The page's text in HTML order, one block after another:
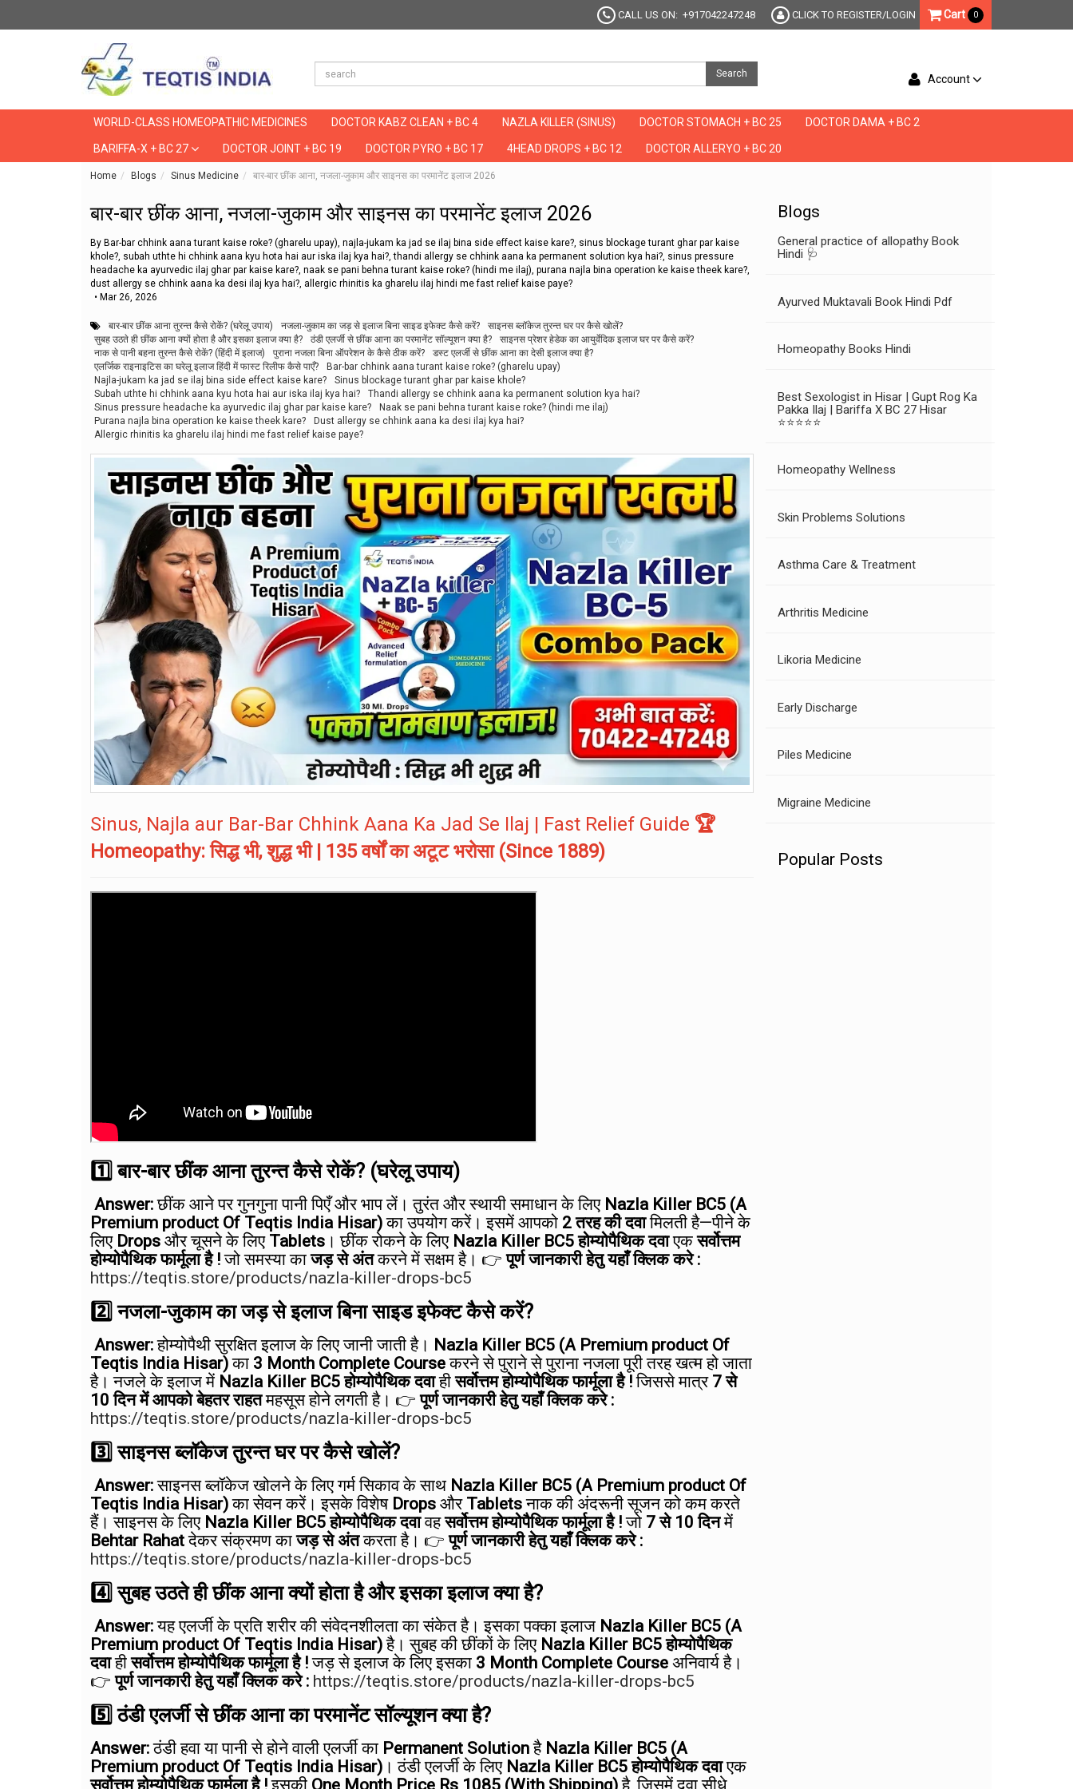
CALL US ON: +917042247248 CLICK TO REGISTER/LOGIN Cart 0
Search Account
WORLD-CLASS HOMEOPATHIC MEDICINES DOCTOR KABZ CLEAN + BC 4 NAZLA KILLER (SINUS) DOCTOR STOMACH + BC 25 DOCTOR DAMA + BC 2
BARIFFA-X + BC 27 DOCTOR JOINT + BC 19 DOCTOR PYRO + BC 17 4HEAD DROPS + BC 12 DOCTOR ALLERYO + BC 20
Home Blogs Sinus Medicine बार-बार छींक आना, नजला-जुकाम और साइनस का परमानेंट इलाज 2026
बार-बार छींक आना, नजला-जुकाम और साइनस का परमानेंट इलाज 2026
By Bar-bar chhink aana turant kaise roke? (gharelu upay), najla-jukam ka jad se ilaj bina side effect kaise kare?, sinus blockage turant ghar par kaise
khole?, subah uthte hi chhink aana kyu hota hai aur iska ilaj kya hai?, thandi allergy se chhink aana ka permanent solution kya hai?, sinus pressure
headache ka ayurvedic ilaj ghar par kaise kare?, naak se pani behna turant kaise roke? (hindi me ilaj), purana najla bina operation ke kaise theek kare?,
dust allergy se chhink aana ka desi ilaj kya hai?, allergic rhinitis ka gharelu ilaj hindi me fast relief kaise paye?
• Mar 26, 2026
बार-बार छींक आना तुरन्त कैसे रोकें? (घरेलू उपाय) नजला-जुकाम का जड़ से इलाज बिना साइड इफेक्ट कैसे करें?
साइनस ब्लॉकेज तुरन्त घर पर कैसे खोलें?
सुबह उठते ही छींक आना क्यों होता है और इसका इलाज क्या है?
ठंडी एलर्जी से छींक आना का परमानेंट सॉल्यूशन क्या है?
साइनस प्रेशर हेडेक का आयुर्वेदिक इलाज घर पर कैसे करें?
नाक से पानी बहना तुरन्त कैसे रोकें? (हिंदी में इलाज)
पुराना नजला बिना ऑपरेशन के कैसे ठीक करें?
डस्ट एलर्जी से छींक आना का देसी इलाज क्या है?
एलर्जिक राइनाइटिस का घरेलू इलाज हिंदी में फास्ट रिलीफ कैसे पाएँ?
Bar-bar chhink aana turant kaise roke? (gharelu upay)
Najla-jukam ka jad se ilaj bina side effect kaise kare?
Sinus blockage turant ghar par kaise khole?
Subah uthte hi chhink aana kyu hota hai aur iska ilaj kya hai?
Thandi allergy se chhink aana ka permanent solution kya hai?
Sinus pressure headache ka ayurvedic ilaj ghar par kaise kare?
Naak se pani behna turant kaise roke? (hindi me ilaj)
Purana najla bina operation ke kaise theek kare?
Dust allergy se chhink aana ka desi ilaj kya hai?
Allergic rhinitis ka gharelu ilaj hindi me fast relief kaise paye?
Sinus, Najla aur Bar-Bar Chhink Aana Ka Jad Se Ilaj | Fast Relief Guide 🏆
Homeopathy: सिद्ध भी, शुद्ध भी | 135 वर्षों का अटूट भरोसा (Since 1889)
1️⃣ बार-बार छींक आना तुरन्त कैसे रोकें? (घरेलू उपाय)
Answer:छींक आने पर गुनगुना पानी पिएँ और भाप लें। तुरंत और स्थायी समाधान के लिए Nazla Killer BC5 (A
Premium product Of Teqtis India Hisar)का उपयोग करें। इसमें आपको 2 तरह की दवामिलती है—पीने के
लिए Drops और चूसने के लिए Tablets । छींक रोकने के लिए Nazla Killer BC5 होम्योपैथिक दवाएकसर्वोत्तम
होम्योपैथिक फार्मूला है !जो समस्या काजड़ से अंतकरने में सक्षम है। 👉पूर्ण जानकारी हेतु यहाँ क्लिक करे :
https://teqtis.store/products/nazla-killer-drops-bc5
2️⃣ नजला-जुकाम का जड़ से इलाज बिना साइड इफेक्ट कैसे करें?
Answer:होम्योपैथी सुरक्षित इलाज के लिए जानी जाती है। Nazla Killer BC5 (A Premium product Of
Teqtis India Hisar)का 3 Month Complete Courseकरने से पुराने से पुराना नजला पूरी तरह खत्म हो जाता
है। नजले के इलाज में Nazla Killer BC5 होम्योपैथिक दवाहीसर्वोत्तम होम्योपैथिक फार्मूला है !जिससे मात्र 7 से
10 दिन में आपको बेहतर राहतमहसूस होने लगती है। 👉पूर्ण जानकारी हेतु यहाँ क्लिक करे :
https://teqtis.store/products/nazla-killer-drops-bc5
3️⃣ साइनस ब्लॉकेज तुरन्त घर पर कैसे खोलें?
Answer:साइनस ब्लॉकेज खोलने के लिए गर्म सिकाव के साथ Nazla Killer BC5 (A Premium product Of
Teqtis India Hisar)का सेवन करें। इसके विशेष Drops और Tabletsनाक की अंदरूनी सूजन को कम करते
हैं। साइनस के लिए Nazla Killer BC5 होम्योपैथिक दवावहसर्वोत्तम होम्योपैथिक फार्मूला है !जो 7 से 10 दिनमें
Behtar Rahatदेकर संक्रमण काजड़ से अंतकरता है। 👉पूर्ण जानकारी हेतु यहाँ क्लिक करे :
https://teqtis.store/products/nazla-killer-drops-bc5
4️⃣ सुबह उठते ही छींक आना क्यों होता है और इसका इलाज क्या है?
Answer:यह एलर्जी के प्रति शरीर की संवेदनशीलता का संकेत है। इसका पक्का इलाज Nazla Killer BC5 (A
Premium product Of Teqtis India Hisar)है। सुबह की छींकों के लिए Nazla Killer BC5 होम्योपैथिक
दवाहीसर्वोत्तम होम्योपैथिक फार्मूला है !जड़ से इलाज के लिए इसका 3 Month Complete Course अनिवार्य है।
👉पूर्ण जानकारी हेतु यहाँ क्लिक करे : https://teqtis.store/products/nazla-killer-drops-bc5
5️⃣ ठंडी एलर्जी से छींक आना का परमानेंट सॉल्यूशन क्या है?
Answer:ठंडी हवा या पानी से होने वाली एलर्जी का Permanent Solutionहै Nazla Killer BC5 (A
Premium product Of Teqtis India Hisar) । ठंडी एलर्जी के लिए Nazla Killer BC5 होम्योपैथिक दवाएक
सर्वोत्तम होम्योपैथिक फार्मूला है !इसकी One Month Price Rs 1085 (With Shipping)है, जिसमें दवा सीधे
Blogs
General practice of allopathy Book
Hindi 🩺
Ayurved Muktavali Book Hindi Pdf
Homeopathy Books Hindi
Best Sexologist in Hisar | Gupt Rog Ka
Pakka Ilaj | Bariffa X BC 27 Hisar
⭐⭐⭐⭐⭐
Homeopathy Wellness
Skin Problems Solutions
Asthma Care & Treatment
Arthritis Medicine
Likoria Medicine
Early Discharge
Piles Medicine
Migraine Medicine
Popular Posts